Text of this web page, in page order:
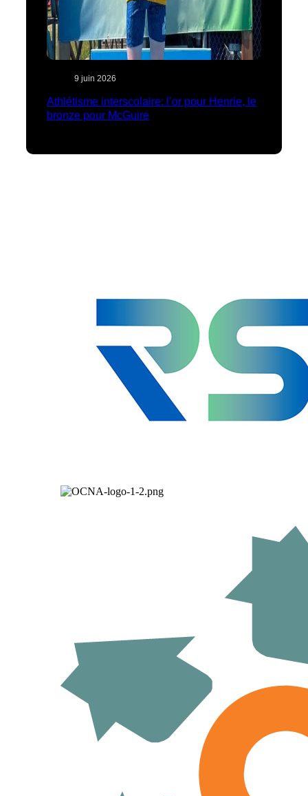
9 juin 2026
Athlétisme interscolaire: l’or pour Henrie, le
bronze pour McGuire